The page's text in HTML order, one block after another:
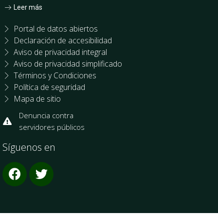
Leer más
Portal de datos abiertos
Declaración de accesibilidad
Aviso de privacidad integral
Aviso de privacidad simplificado
Términos y Condiciones
Política de seguridad
Mapa de sitio
Denuncia contra
servidores públicos
Síguenos en